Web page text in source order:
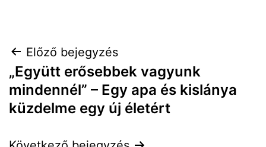
Bejegyzés
navigáció
Előző bejegyzés
„Együtt erősebbek vagyunk
mindennél” – Egy apa és kislánya
küzdelme egy új életért